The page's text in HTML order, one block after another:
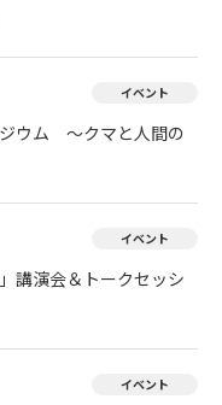
イベント
ウム ～クマと人間の
イベント
講演会＆トークセッシ
イベント